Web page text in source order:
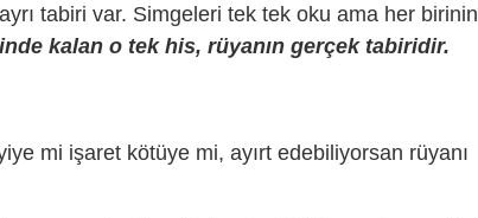
tabiri var. Simgeleri tek tek oku ama her birinin
kalan o tek his, rüyanın gerçek tabiridir.
mi işaret kötüye mi, ayırt edebiliyorsan rüyanı